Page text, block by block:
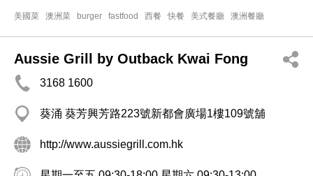
美國菜 澳洲菜 burger fastfood 西餐 快餐 美式餐廳 澳洲餐廳
Aussie Grill by Outback Kwai Fong
3168 1600
葵涌 葵芳興芳路223號新都會廣場1樓109號舖
http://www.aussiegrill.com.hk